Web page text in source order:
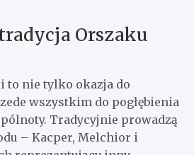
Orszaku
to nie tylko okazja do
wszystkim do pogłębienia
Tradycyjnie prowadzą
– Kacper, Melchior i